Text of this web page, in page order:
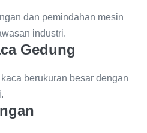
dan pemindahan mesin
industri.
Gedung
berukuran besar dengan